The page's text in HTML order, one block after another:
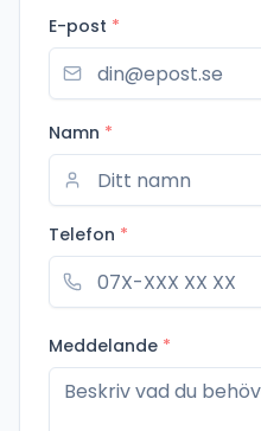
E-post *
Namn *
Telefon *
Meddelande *